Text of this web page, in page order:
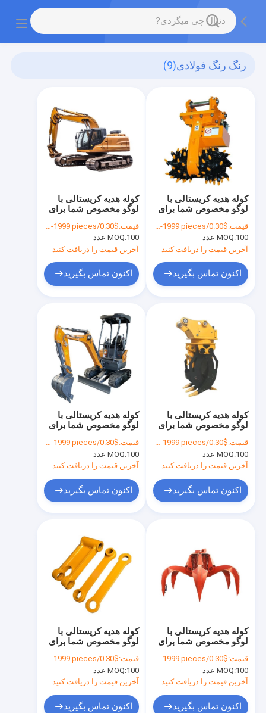
رنگ رنگ فولادی(9)
کوله هدیه کریستالی با
لوگو مخصوص شما برای
قیمت:$0.30/pieces 100-1999 pieces
MOQ:100 عدد
آخرین قیمت را دریافت کنید
اکنون تماس بگیرید
کوله هدیه کریستالی با
لوگو مخصوص شما برای
قیمت:$0.30/pieces 100-1999 pieces
MOQ:100 عدد
آخرین قیمت را دریافت کنید
اکنون تماس بگیرید
کوله هدیه کریستالی با
لوگو مخصوص شما برای
قیمت:$0.30/pieces 100-1999 pieces
MOQ:100 عدد
آخرین قیمت را دریافت کنید
اکنون تماس بگیرید
کوله هدیه کریستالی با
لوگو مخصوص شما برای
قیمت:$0.30/pieces 100-1999 pieces
MOQ:100 عدد
آخرین قیمت را دریافت کنید
اکنون تماس بگیرید
کوله هدیه کریستالی با
لوگو مخصوص شما برای
قیمت:$0.30/pieces 100-1999 pieces
MOQ:100 عدد
آخرین قیمت را دریافت کنید
اکنون تماس بگیرید
کوله هدیه کریستالی با
لوگو مخصوص شما برای
قیمت:$0.30/pieces 100-1999 pieces
MOQ:100 عدد
آخرین قیمت را دریافت کنید
اکنون تماس بگیرید